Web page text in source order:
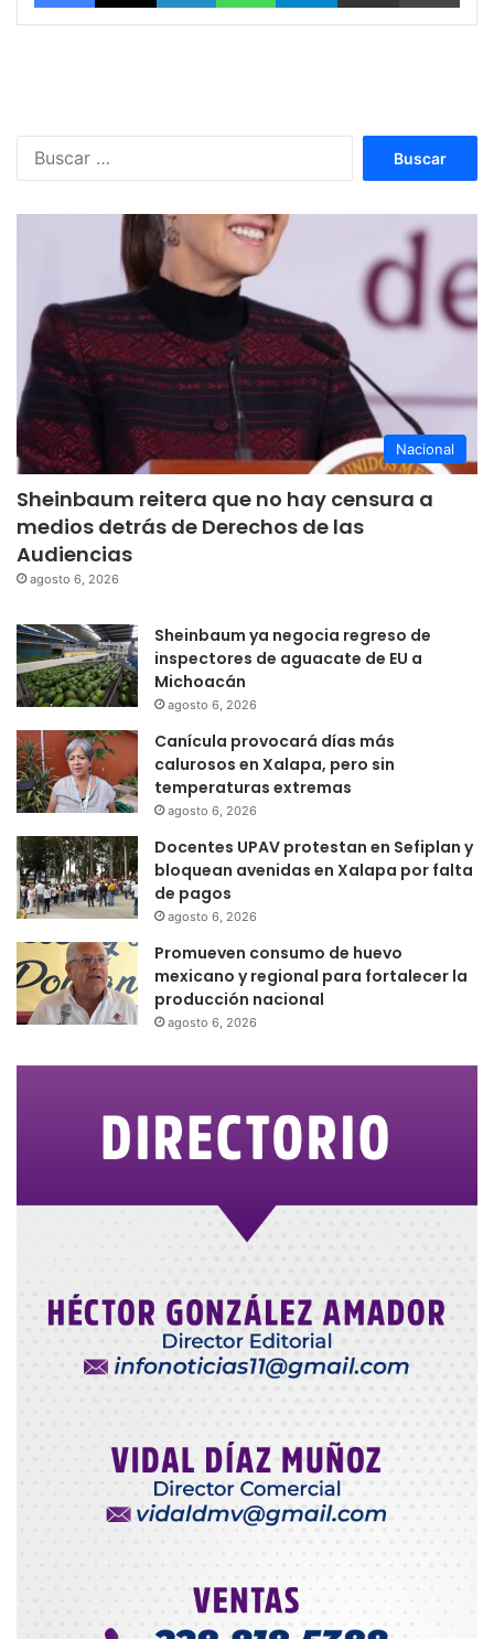
Nacional
Sheinbaum reitera que no hay censura a
medios detrás de Derechos de las
Audiencias
agosto 6, 2026
Sheinbaum ya negocia regreso de
inspectores de aguacate de EU a
Michoacán
agosto 6, 2026
Canícula provocará días más
calurosos en Xalapa, pero sin
temperaturas extremas
agosto 6, 2026
Docentes UPAV protestan en Sefiplan y
bloquean avenidas en Xalapa por falta
de pagos
agosto 6, 2026
Promueven consumo de huevo
mexicano y regional para fortalecer la
producción nacional
agosto 6, 2026